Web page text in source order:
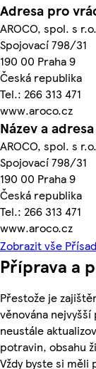
Adresa pro
AROCO, spol. s r.o.
Spojovací 798/31
190 00 Praha 9
Česká republika
Tel.: 266 313 471
www.aroco.cz
Název a adresa
AROCO, spol. s r.o.
Spojovací 798/31
190 00 Praha 9
Česká republika
Tel.: 266 313 471
www.aroco.cz
Zobrazit vše
Příprava a
Přestože je
věnována
neustále
potravin, obsahu
Vždy byste si